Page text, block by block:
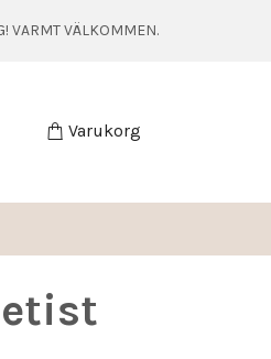
VARMT VÄLKOMMEN.
Varukorg